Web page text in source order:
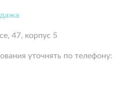
47, корпус 5
уточнять по телефону: